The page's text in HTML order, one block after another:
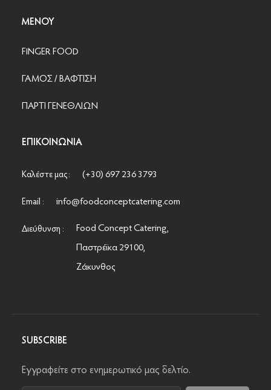
ΜΕΝΟΎ
FINGER FOOD
ΓΑΜΟΣ / ΒΑΦΤΙΣΗ
ΠΑΡΤΙ ΓΕΝΕΘΛΙΩΝ
ΕΠΙΚΟΙΝΩΝΊΑ
Καλέστε μας: (+30) 697 236 3793
Email : info@foodconceptcatering.com
Διεύθυνση :
Food Concept Catering,
Παστρέϊκα 29100,
Ζάκυνθος
SUBSCRIBE
Εγγραφείτε στο ενημερωτικό μας δελτίο.